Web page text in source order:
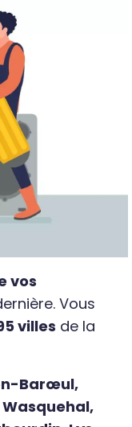
vos
Vous
villes de la
Barœul,